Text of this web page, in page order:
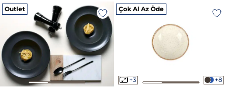
Outlet Çok Al Az Öde
+3 +8